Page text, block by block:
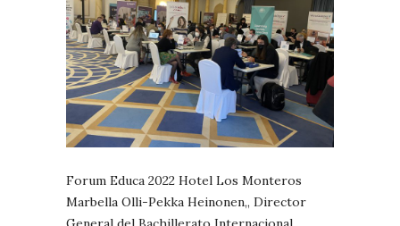
Forum Educa 2022 Hotel Los Monteros
Marbella Olli-Pekka Heinonen,, Director